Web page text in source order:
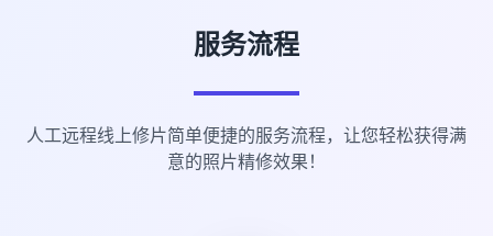
服务流程
人工远程线上修片简单便捷的服务流程，让您轻松获得满
意的照片精修效果！